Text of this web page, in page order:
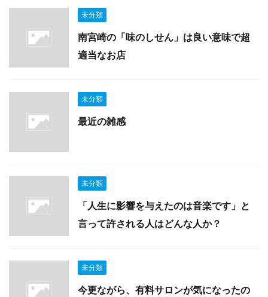
未分類
南宮崎の「味のしせん」は良い意味で超
適当なお店
未分類
最近の雑感
未分類
「人生に影響を与えたのは音楽です」と
言って許される人はどんな人か？
未分類
今更ながら、有料サロンが気になったの